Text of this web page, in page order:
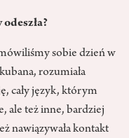
sobie dzień w
rozumiała
cały język, którym
ale też inne, bardziej
nawiązywała kontakt